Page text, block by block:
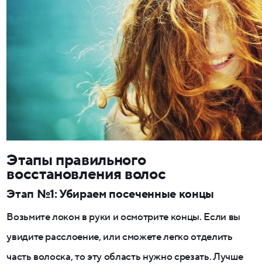
Этапы правильного
восстановления волос
Этап №1: Убираем посеченные концы
Возьмите локон в руки и осмотрите концы. Если вы
увидите расслоение, или сможете легко отделить
часть волоска, то эту область нужно срезать. Лучше